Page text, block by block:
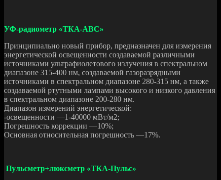
УФ-радиометр «ТКА-АВС»
Принципиально новый прибор, предназначен для измерения
энергетической освещенности создаваемой различными
источниками ультрафиолетового излучения в спектральном
диапазоне 315-400 нм, создаваемой газоразрядными
источниками в спектральном диапазоне 280-315 нм, а также
создаваемой ртутными лампами высокого и низкого давления
в спектральном диапазоне 200-280 нм.
Диапазон измерений энергетической:
-освещенности —1-40000 мВт/м2;
Погрешность коррекции —10%;
Основная относительная погрешность —17%.
Пульсметр+люксметр «ТКА-Пульс»